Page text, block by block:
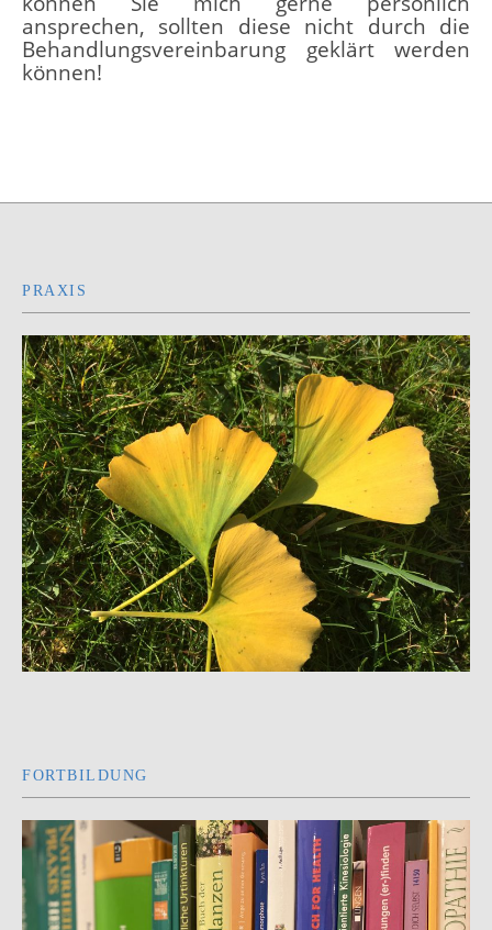
ansprechen, sollten diese nicht durch die
Behandlungsvereinbarung geklärt werden
können!
PRAXIS
FORTBILDUNG